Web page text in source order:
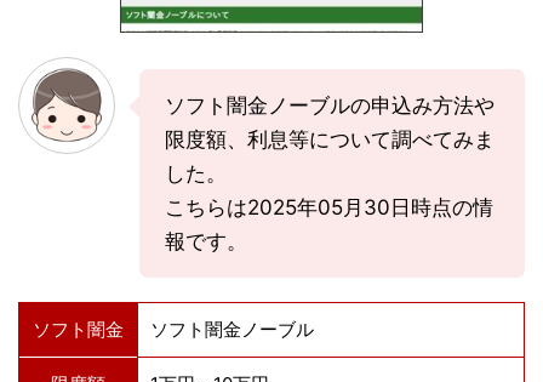
ソフト闇金ノーブルの申込み方法や
限度額、利息等について調べてみま
した。
こちらは2025年05月30日時点の情
報です。
ソフト闇金 ソフト闇金ノーブル